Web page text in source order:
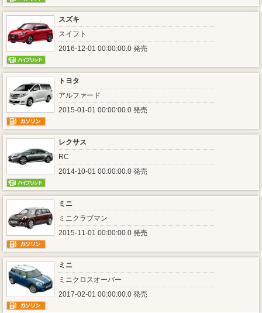
スズキ
スイフト
2016-12-01 00:00:00.0 発売
トヨタ
アルファード
2015-01-01 00:00:00.0 発売
レクサス
RC
2014-10-01 00:00:00.0 発売
ミニ
ミニクラブマン
2015-11-01 00:00:00.0 発売
ミニ
ミニクロスオーバー
2017-02-01 00:00:00.0 発売